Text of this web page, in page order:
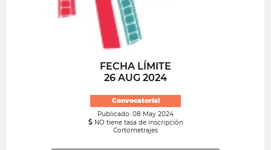
FECHA LÍMITE
26 AUG 2024
Convocatoria!
Publicado: 08 May 2024
NO tiene tasa de inscripción
Cortometrajes